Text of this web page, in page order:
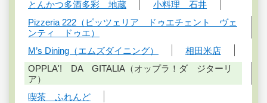
とんかつ多酒多彩 地蔵
小料理 石井
Pizzeria 222（ピッツェリア ドゥエチェント ヴェ
ンティ ドゥエ）
M’s Dining（エムズダイニング）
相田米店
OPPLA'! DA GITALIA（オップラ！ダ ジターリ
ア）
喫茶 ふれんど